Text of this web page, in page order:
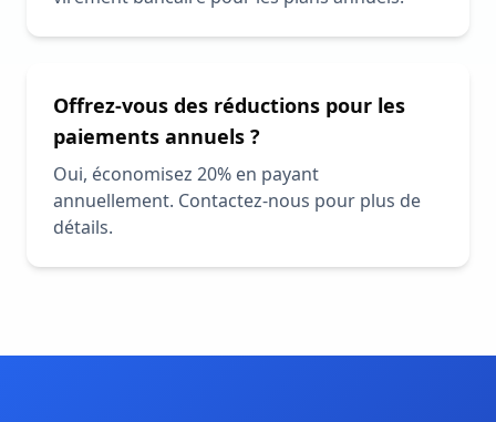
Offrez-vous des réductions pour les
paiements annuels ?
Oui, économisez 20% en payant
annuellement. Contactez-nous pour plus de
détails.